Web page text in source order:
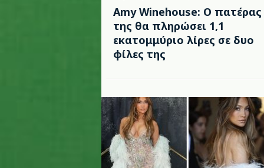
Amy Winehouse: Ο πατέρας
της θα πληρώσει 1,1
εκατομμύριο λίρες σε δυο
φίλες της